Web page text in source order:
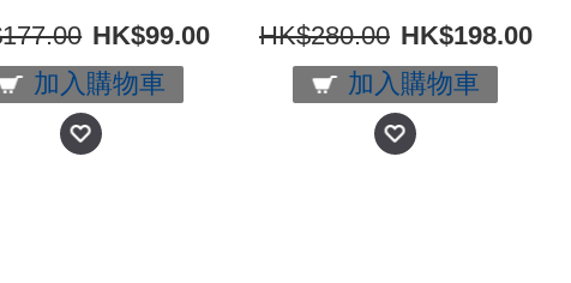
HK$99.00
加入購物車
HK$280.00 HK$198.00
加入購物車